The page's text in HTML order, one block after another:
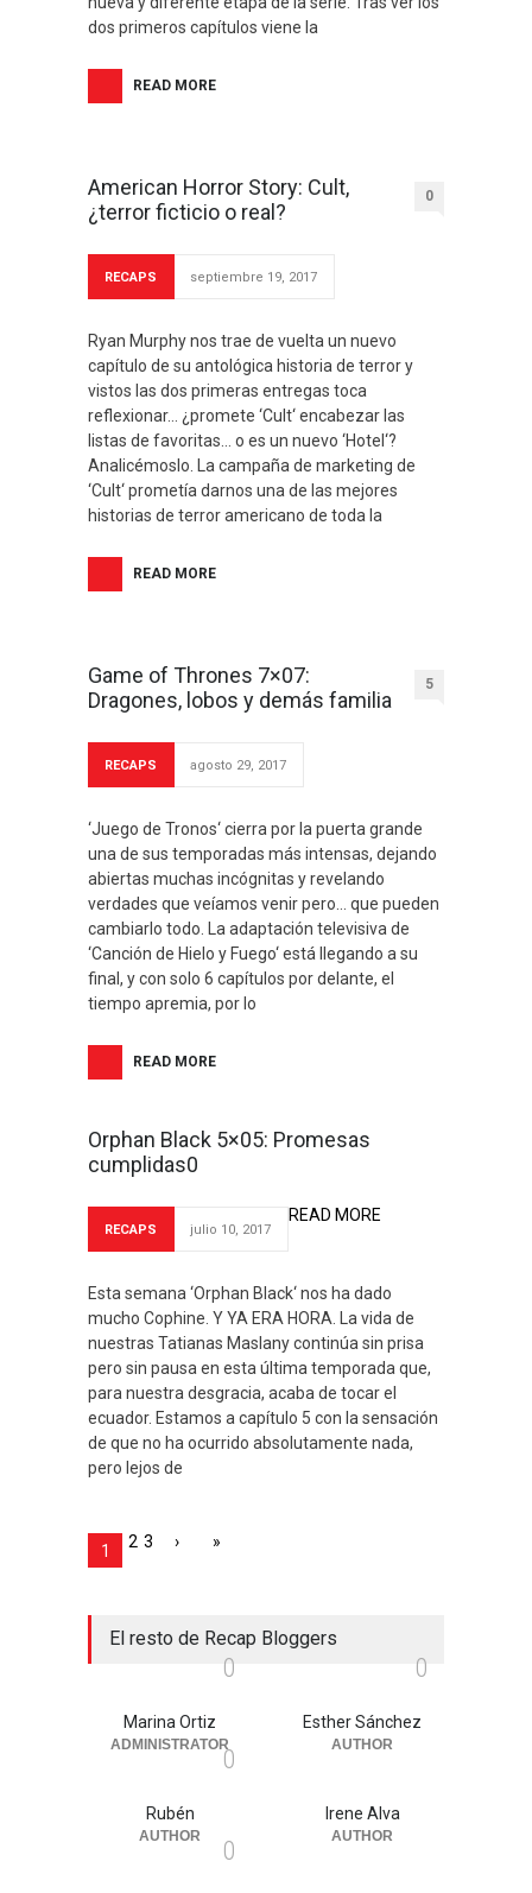
dos primeros capítulos viene la
READ MORE
American Horror Story: Cult,
¿terror ficticio o real?
0
RECAPS septiembre 19, 2017
Ryan Murphy nos trae de vuelta un nuevo
capítulo de su antológica historia de terror y
vistos las dos primeras entregas toca
reflexionar… ¿promete ‘Cult‘ encabezar las
listas de favoritas… o es un nuevo ‘Hotel‘?
Analicémoslo. La campaña de marketing de
‘Cult‘ prometía darnos una de las mejores
historias de terror americano de toda la
READ MORE
Game of Thrones 7×07:
Dragones, lobos y demás familia
5
RECAPS agosto 29, 2017
‘Juego de Tronos‘ cierra por la puerta grande
una de sus temporadas más intensas, dejando
abiertas muchas incógnitas y revelando
verdades que veíamos venir pero… que pueden
cambiarlo todo. La adaptación televisiva de
‘Canción de Hielo y Fuego‘ está llegando a su
final, y con solo 6 capítulos por delante, el
tiempo apremia, por lo
READ MORE
Orphan Black 5×05: Promesas
cumplidas0
RECAPS julio 10, 2017
Esta semana ‘Orphan Black‘ nos ha dado
mucho Cophine. Y YA ERA HORA. La vida de
nuestras Tatianas Maslany continúa sin prisa
pero sin pausa en esta última temporada que,
para nuestra desgracia, acaba de tocar el
ecuador. Estamos a capítulo 5 con la sensación
de que no ha ocurrido absolutamente nada,
pero lejos de
READ MORE
1 2 3 › »
El resto de Recap Bloggers
0
Marina Ortiz
ADMINISTRATOR
0
Esther Sánchez
AUTHOR
0
Rubén
AUTHOR
Irene Alva
AUTHOR
0